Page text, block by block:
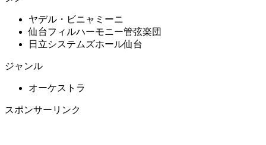
ヤデル・ビニャミーニ
仙台フィルハーモニー管弦楽団
日立システムズホール仙台
ジャンル
オーケストラ
スポンサーリンク